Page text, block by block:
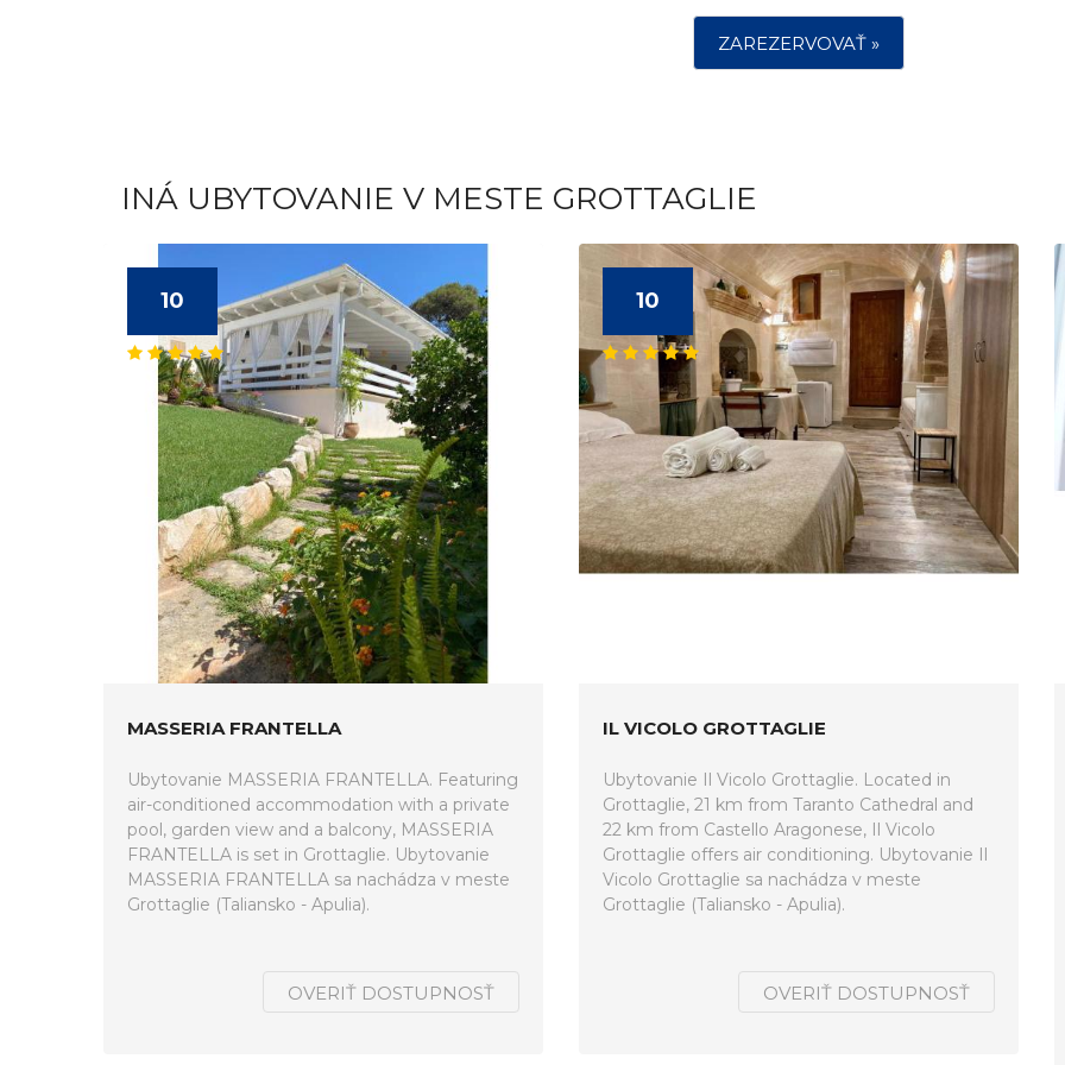
ZAREZERVOVAŤ »
INÁ UBYTOVANIE V MESTE GROTTAGLIE
10
MASSERIA FRANTELLA
Ubytovanie MASSERIA FRANTELLA. Featuring
air-conditioned accommodation with a private
pool, garden view and a balcony, MASSERIA
FRANTELLA is set in Grottaglie. Ubytovanie
MASSERIA FRANTELLA sa nachádza v meste
Grottaglie (Taliansko - Apulia).
OVERIŤ DOSTUPNOSŤ
10
IL VICOLO GROTTAGLIE
Ubytovanie Il Vicolo Grottaglie. Located in
Grottaglie, 21 km from Taranto Cathedral and
22 km from Castello Aragonese, Il Vicolo
Grottaglie offers air conditioning. Ubytovanie Il
Vicolo Grottaglie sa nachádza v meste
Grottaglie (Taliansko - Apulia).
OVERIŤ DOSTUPNOSŤ